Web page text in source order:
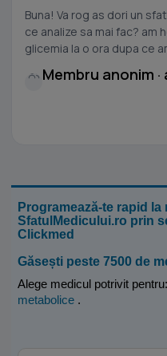
Buna! Va rog as dori un
ce analize sa mai fac? am
glicemia la o ora dupa ce
Membru anonim ·
Programează-te rapid
SfatulMedicului.ro prin
Clickmed
Găsești peste 7500 de
Alege medicul potrivit pentru:
metabolice .